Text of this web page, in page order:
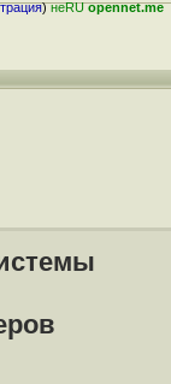
)неRUopennet.me